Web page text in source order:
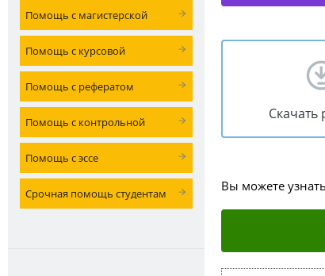
Помощь с магистерской
Помощь с курсовой
Помощь с рефератом
Помощь с контрольной
Помощь с эссе
Срочная помощь студентам
Скачать
Вы можете